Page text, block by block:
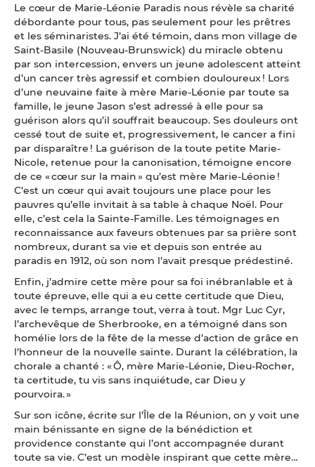
Le cœur de Marie-Léonie Paradis nous révèle sa charité
débordante pour tous, pas seulement pour les prêtres
et les séminaristes. J’ai été témoin, dans mon village de
Saint-Basile (Nouveau-Brunswick) du miracle obtenu
par son intercession, envers un jeune adolescent atteint
d’un cancer très agressif et combien douloureux ! Lors
d’une neuvaine faite à mère Marie-Léonie par toute sa
famille, le jeune Jason s’est adressé à elle pour sa
guérison alors qu’il souffrait beaucoup. Ses douleurs ont
cessé tout de suite et, progressivement, le cancer a fini
par disparaître ! La guérison de la toute petite Marie-
Nicole, retenue pour la canonisation, témoigne encore
de ce « cœur sur la main » qu’est mère Marie-Léonie !
C’est un cœur qui avait toujours une place pour les
pauvres qu’elle invitait à sa table à chaque Noël. Pour
elle, c’est cela la Sainte-Famille. Les témoignages en
reconnaissance aux faveurs obtenues par sa prière sont
nombreux, durant sa vie et depuis son entrée au
paradis en 1912, où son nom l’avait presque prédestiné.
Enfin, j’admire cette mère pour sa foi inébranlable et à
toute épreuve, elle qui a eu cette certitude que Dieu,
avec le temps, arrange tout, verra à tout. Mgr Luc Cyr,
l’archevêque de Sherbrooke, en a témoigné dans son
homélie lors de la fête de la messe d’action de grâce en
l’honneur de la nouvelle sainte. Durant la célébration, la
chorale a chanté : « Ô, mère Marie-Léonie, Dieu-Rocher,
ta certitude, tu vis sans inquiétude, car Dieu y
pourvoira. »
Sur son icône, écrite sur l’Île de la Réunion, on y voit une
main bénissante en signe de la bénédiction et
providence constante qui l’ont accompagnée durant
toute sa vie. C’est un modèle inspirant que cette mère…